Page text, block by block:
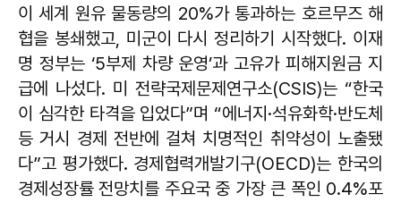
이 세계 원유 물동량의 20%가 통과하는 호르무즈 해
협을 봉쇄했고, 미군이 다시 정리하기 시작했다. 이재
명 정부는 ‘5부제 차량 운영’과 고유가 피해지원금 지
급에 나섰다. 미 전략국제문제연구소(CSIS)는 “한국
이 심각한 타격을 입었다”며 “에너지·석유화학·반도체
등 거시 경제 전반에 걸쳐 치명적인 취약성이 노출됐
다”고 평가했다. 경제협력개발기구(OECD)는 한국의
경제성장률 전망치를 주요국 중 가장 큰 폭인 0.4%포